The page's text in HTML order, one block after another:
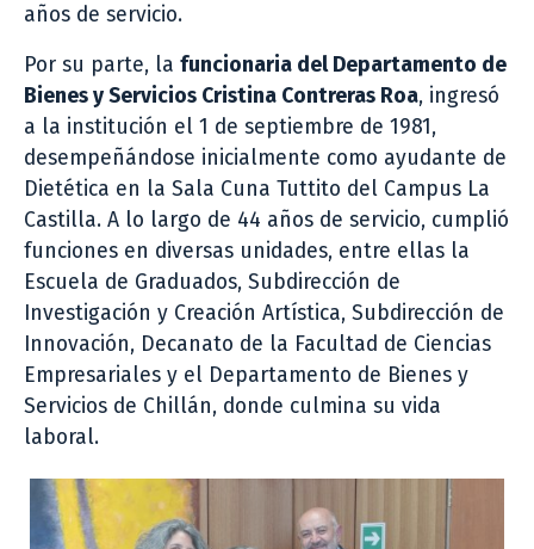
años de servicio.
Por su parte, la funcionaria del Departamento de
Bienes y Servicios Cristina Contreras Roa, ingresó
a la institución el 1 de septiembre de 1981,
desempeñándose inicialmente como ayudante de
Dietética en la Sala Cuna Tuttito del Campus La
Castilla. A lo largo de 44 años de servicio, cumplió
funciones en diversas unidades, entre ellas la
Escuela de Graduados, Subdirección de
Investigación y Creación Artística, Subdirección de
Innovación, Decanato de la Facultad de Ciencias
Empresariales y el Departamento de Bienes y
Servicios de Chillán, donde culmina su vida
laboral.